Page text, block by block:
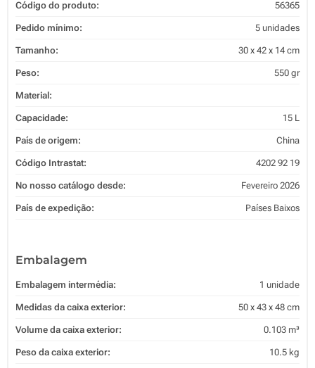
Código do produto: 56365
Pedido mínimo: 5 unidades
Tamanho: 30 x 42 x 14 cm
Peso: 550 gr
Material:
Capacidade: 15 L
País de origem: China
Código Intrastat: 4202 92 19
No nosso catálogo desde: Fevereiro 2026
País de expedição: Países Baixos
Embalagem
Embalagem intermédia: 1 unidade
Medidas da caixa exterior: 50 x 43 x 48 cm
Volume da caixa exterior: 0.103 m³
Peso da caixa exterior: 10.5 kg